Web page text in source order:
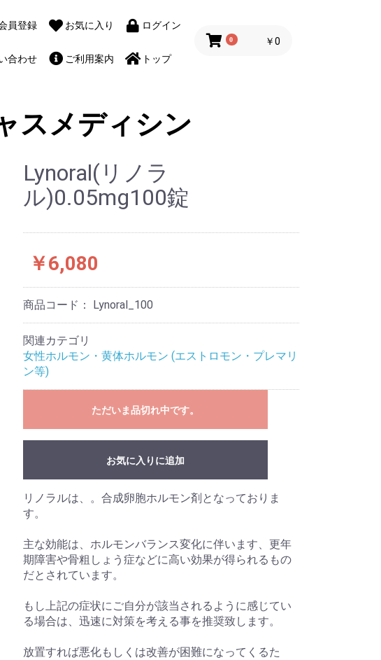
員登録 お気に入り ログイン
合わせ ご利用案内 トップ
0 ￥0
スメディシン
Lynoral(リノラ
ル)0.05mg100錠
￥6,080
商品コード： Lynoral_100
関連カテゴリ
女性ホルモン・黄体ホルモン (エストロモン・プレマリ
ン等)
ただいま品切れ中です。
お気に入りに追加
リノラルは、。合成卵胞ホルモン剤となっておりま
す。
主な効能は、ホルモンバランス変化に伴います、更年
期障害や骨粗しょう症などに高い効果が得られるもの
だとされています。
もし上記の症状にご自分が該当されるように感じてい
る場合は、迅速に対策を考える事を推奨致します。
放置すれば悪化もしくは改善が困難になってくるた